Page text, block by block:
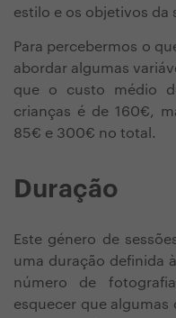
estilo e os objetivos da
Para percebermos o
abordar algumas
que o custo médio
crianças é de 160€,
85€ e 300€ no total.
Duração
Este género de
uma duração definida
número de
esquecer que algumas